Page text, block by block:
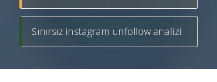
Sınırsız instagram unfollow analizi